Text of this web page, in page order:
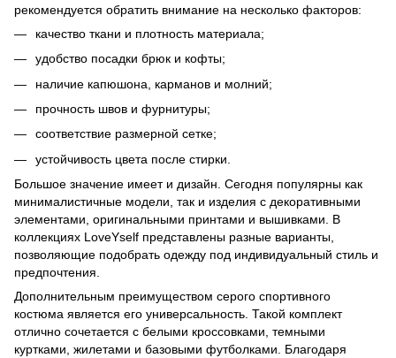
рекомендуется обратить внимание на несколько факторов:
качество ткани и плотность материала;
удобство посадки брюк и кофты;
наличие капюшона, карманов и молний;
прочность швов и фурнитуры;
соответствие размерной сетке;
устойчивость цвета после стирки.
Большое значение имеет и дизайн. Сегодня популярны как
минималистичные модели, так и изделия с декоративными
элементами, оригинальными принтами и вышивками. В
коллекциях LoveYself представлены разные варианты,
позволяющие подобрать одежду под индивидуальный стиль и
предпочтения.
Дополнительным преимуществом серого спортивного
костюма является его универсальность. Такой комплект
отлично сочетается с белыми кроссовками, темными
куртками, жилетами и базовыми футболками. Благодаря